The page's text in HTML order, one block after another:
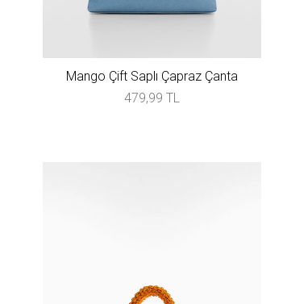
Mango Çift Saplı Çapraz Çanta
479,99 TL